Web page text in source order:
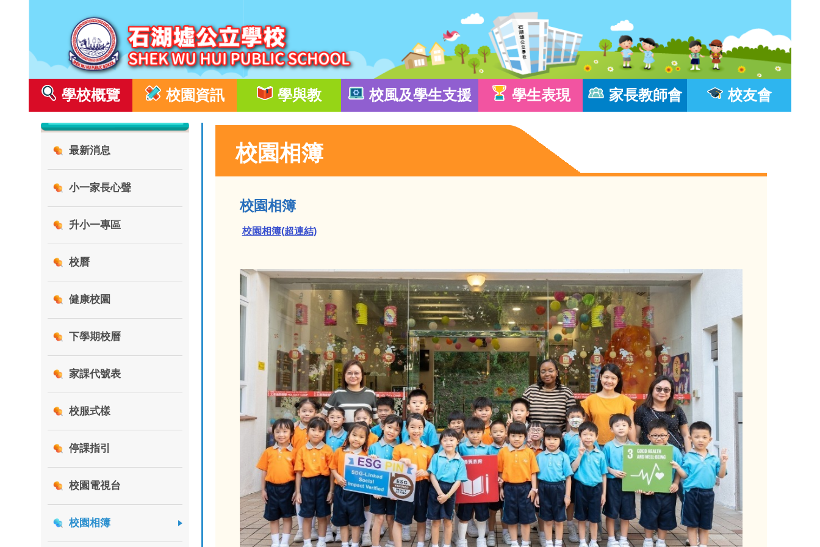
學校概覽 校園資訊 學與教 校風及學生支援 學生表現 家長教師會 校友會
最新消息
小一家長心聲
升小一專區
校曆
健康校園
下學期校曆
家課代號表
校服式樣
停課指引
校園電視台
校園相簿
校園相簿
校園相簿
校園相簿(超連結)